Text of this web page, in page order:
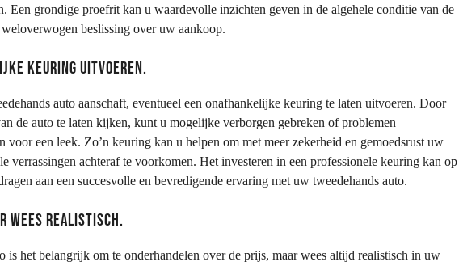
Een grondige proefrit kan u waardevolle inzichten geven in de algehele conditie van de
beslissing over uw aankoop.
keuring uitvoeren.
auto aanschaft, eventueel een onafhankelijke keuring te laten uitvoeren. Door
de auto te laten kijken, kunt u mogelijke verborgen gebreken of problemen
een leek. Zo’n keuring kan u helpen om met meer zekerheid en gemoedsrust uw
verrassingen achteraf te voorkomen. Het investeren in een professionele keuring kan op
aan een succesvolle en bevredigende ervaring met uw tweedehands auto.
wees realistisch.
is het belangrijk om te onderhandelen over de prijs, maar wees altijd realistisch in uw